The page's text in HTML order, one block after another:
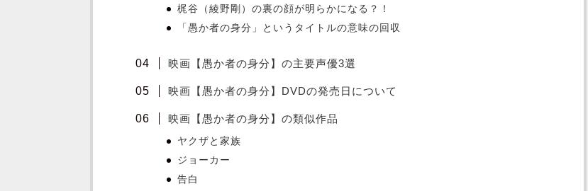
梶谷（綾野剛）の裏の顔が明らかになる？！
「愚か者の身分」というタイトルの意味の回収
映画【愚か者の身分】の主要声優3選
映画【愚か者の身分】DVDの発売日について
映画【愚か者の身分】の類似作品
ヤクザと家族
ジョーカー
告白